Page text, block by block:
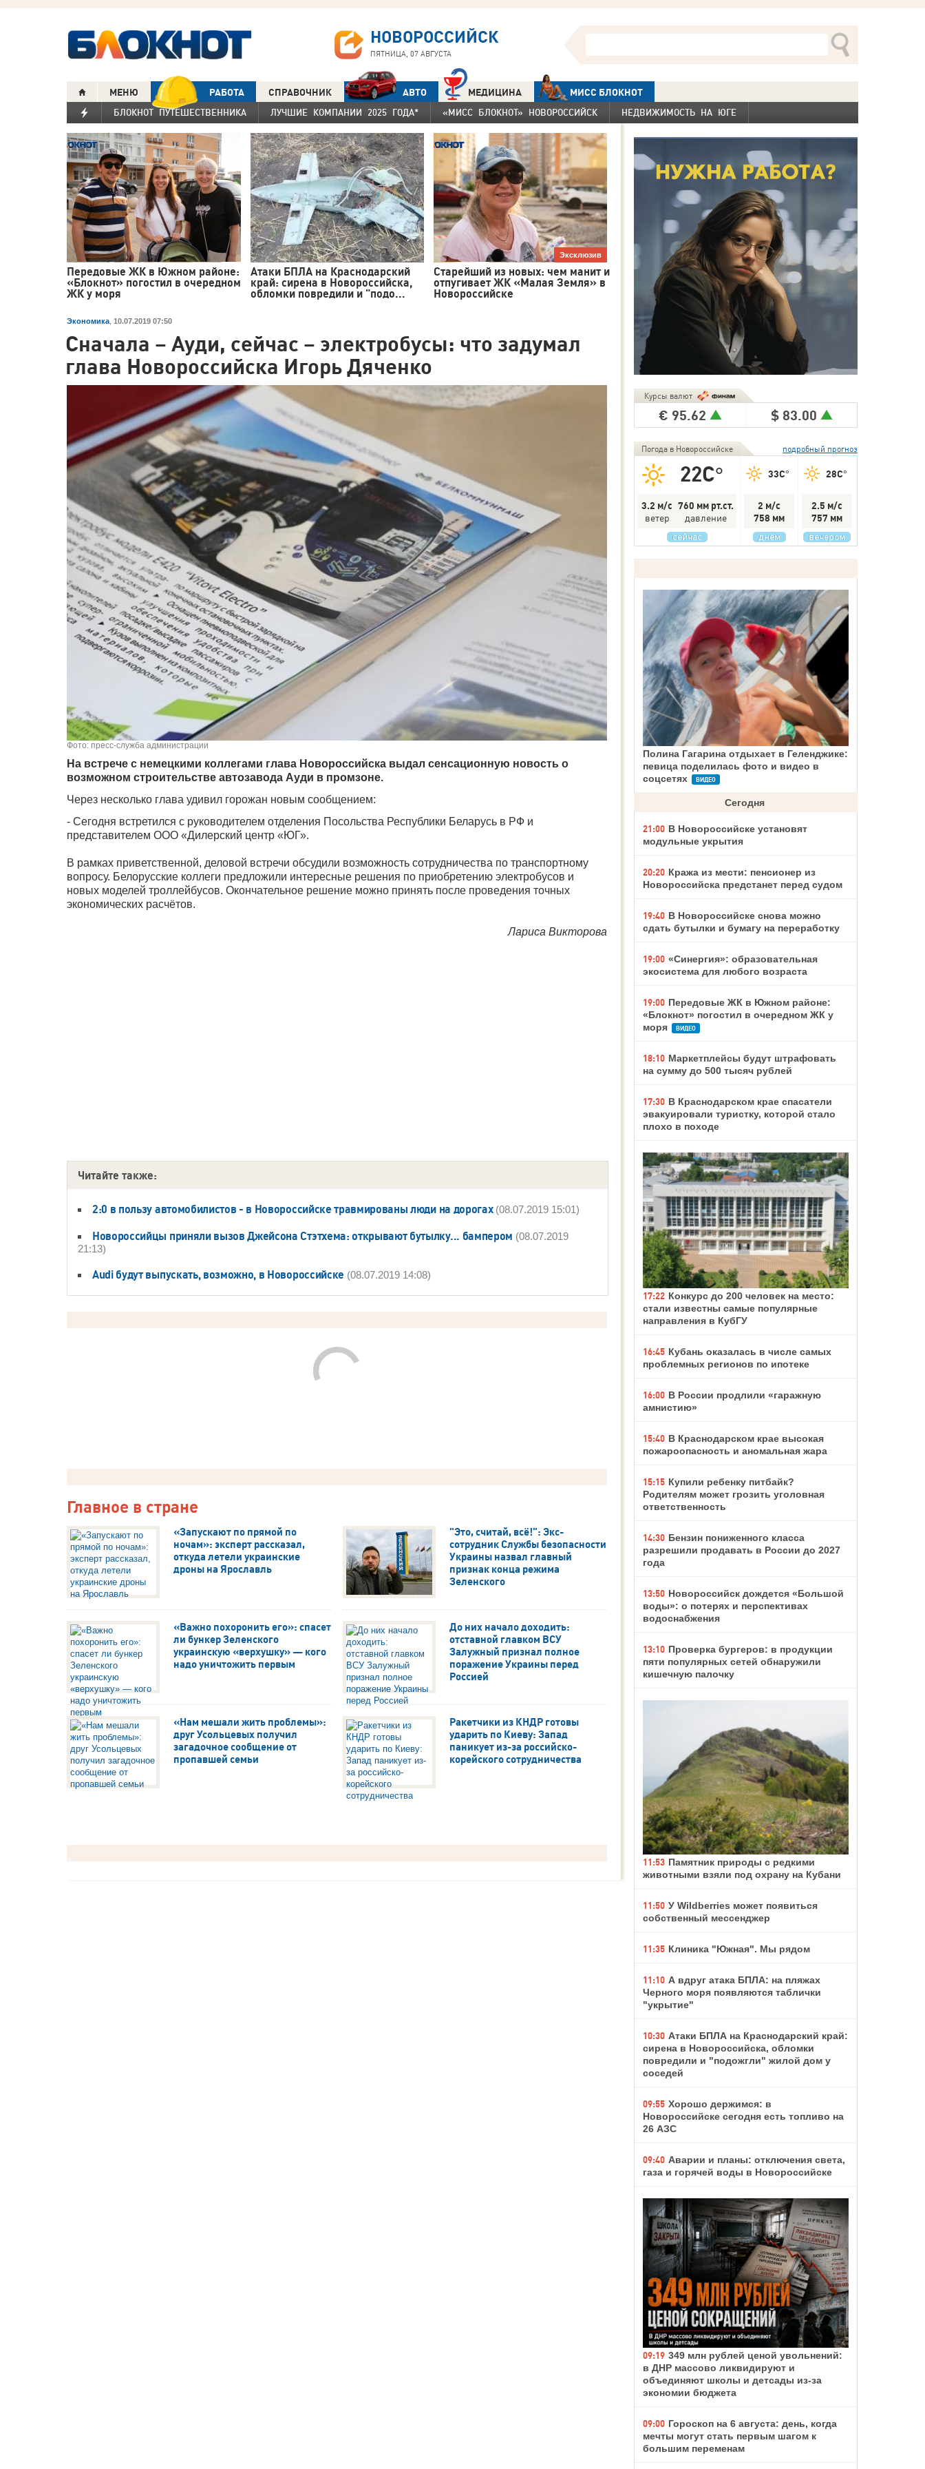
НОВОРОССИЙСК
ПЯТНИЦА, 07 АВГУСТА
МЕНЮ РАБОТА СПРАВОЧНИК АВТО МЕДИЦИНА МИСС БЛОКНОТ
БЛОКНОТ ПУТЕШЕСТВЕННИКА ЛУЧШИЕ КОМПАНИИ 2025 ГОДА* «МИСС БЛОКНОТ» НОВОРОССИЙСК НЕДВИЖИМОСТЬ НА ЮГЕ
Передовые ЖК в Южном районе:
«Блокнот» погостил в очередном
ЖК у моря
Атаки БПЛА на Краснодарский
край: сирена в Новороссийска,
обломки повредили и "подо...
Старейший из новых: чем манит и
отпугивает ЖК «Малая Земля» в
Новороссийске
Эксклюзив
Экономика 10.07.2019 07:50
Сначала – Ауди, сейчас – электробусы: что задумал
глава Новороссийска Игорь Дяченко
Фото: пресс-служба администрации
На встрече с немецкими коллегами глава Новороссийска выдал сенсационную новость о
возможном строительстве автозавода Ауди в промзоне.
Через несколько глава удивил горожан новым сообщением:
- Сегодня встретился с руководителем отделения Посольства Республики Беларусь в РФ и
представителем ООО «Дилерский центр «ЮГ».
В рамках приветственной, деловой встречи обсудили возможность сотрудничества по транспортному
вопросу. Белорусские коллеги предложили интересные решения по приобретению электробусов и
новых моделей троллейбусов. Окончательное решение можно принять после проведения точных
экономических расчётов.
Лариса Викторова
Читайте также:
2:0 в пользу автомобилистов - в Новороссийске травмированы люди на дорогах (08.07.2019 15:01)
Новороссийцы приняли вызов Джейсона Стэтхема: открывают бутылку... бампером (08.07.2019
21:13)
Audi будут выпускать, возможно, в Новороссийске (08.07.2019 14:08)
Главное в стране
«Запускают по прямой по
ночам»: эксперт рассказал,
откуда летели украинские
дроны на Ярославль
"Это, считай, всё!": Экс-
сотрудник Службы безопасности
Украины назвал главный
признак конца режима
Зеленского
«Важно похоронить его»: спасет
ли бункер Зеленского
украинскую «верхушку» — кого
надо уничтожить первым
До них начало доходить:
отставной главком ВСУ
Залужный признал полное
поражение Украины перед
Россией
«Нам мешали жить проблемы»:
друг Усольцевых получил
загадочное сообщение от
пропавшей семьи
Ракетчики из КНДР готовы
ударить по Киеву: Запад
паникует из-за российско-
корейского сотрудничества
Курсы валют
€ 95.62 $83.00
Погода в Новороссийске подробный прогноз
22C°
3.2 м/с
ветер
760 мм рт.ст.
давление
сейчас
33C°
2 м/с
758 мм
днём
28C°
2.5 м/с
757 мм
вечером
Полина Гагарина отдыхает в Геленджике:
певица поделилась фото и видео в
соцсетях
ВИДЕО
Сегодня
21:00 В Новороссийске установят
модульные укрытия
20:20 Кража из мести: пенсионер из
Новороссийска предстанет перед судом
19:40 В Новороссийске снова можно
сдать бутылки и бумагу на переработку
19:00 «Синергия»: образовательная
экосистема для любого возраста
19:00 Передовые ЖК в Южном районе:
«Блокнот» погостил в очередном ЖК у
моря
ВИДЕО
18:10 Маркетплейсы будут штрафовать
на сумму до 500 тысяч рублей
17:30 В Краснодарском крае спасатели
эвакуировали туристку, которой стало
плохо в походе
17:22 Конкурс до 200 человек на место:
стали известны самые популярные
направления в КубГУ
16:45 Кубань оказалась в числе самых
проблемных регионов по ипотеке
16:00 В России продлили «гаражную
амнистию»
15:40 В Краснодарском крае высокая
пожароопасность и аномальная жара
15:15 Купили ребенку питбайк?
Родителям может грозить уголовная
ответственность
14:30 Бензин пониженного класса
разрешили продавать в России до 2027
года
13:50 Новороссийск дождется «Большой
воды»: о потерях и перспективах
водоснабжения
13:10 Проверка бургеров: в продукции
пяти популярных сетей обнаружили
кишечную палочку
11:53 Памятник природы с редкими
животными взяли под охрану на Кубани
11:50 У Wildberries может появиться
собственный мессенджер
11:35 Клиника "Южная". Мы рядом
11:10 А вдруг атака БПЛА: на пляжах
Черного моря появляются таблички
"укрытие"
10:30 Атаки БПЛА на Краснодарский край:
сирена в Новороссийска, обломки
повредили и "подожгли" жилой дом у
соседей
09:55 Хорошо держимся: в
Новороссийске сегодня есть топливо на
26 АЗС
09:40 Аварии и планы: отключения света,
газа и горячей воды в Новороссийске
09:19 349 млн рублей ценой увольнений:
в ДНР массово ликвидируют и
объединяют школы и детсады из-за
экономии бюджета
09:00 Гороскоп на 6 августа: день, когда
мечты могут стать первым шагом к
большим переменам